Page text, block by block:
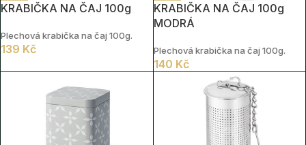
KRABIČKA NA ČAJ 100g
Plechová krabička na čaj 100g.
139 Kč
KRABIČKA NA ČAJ 100g
MODRÁ
Plechová krabička na čaj 100g.
140 Kč